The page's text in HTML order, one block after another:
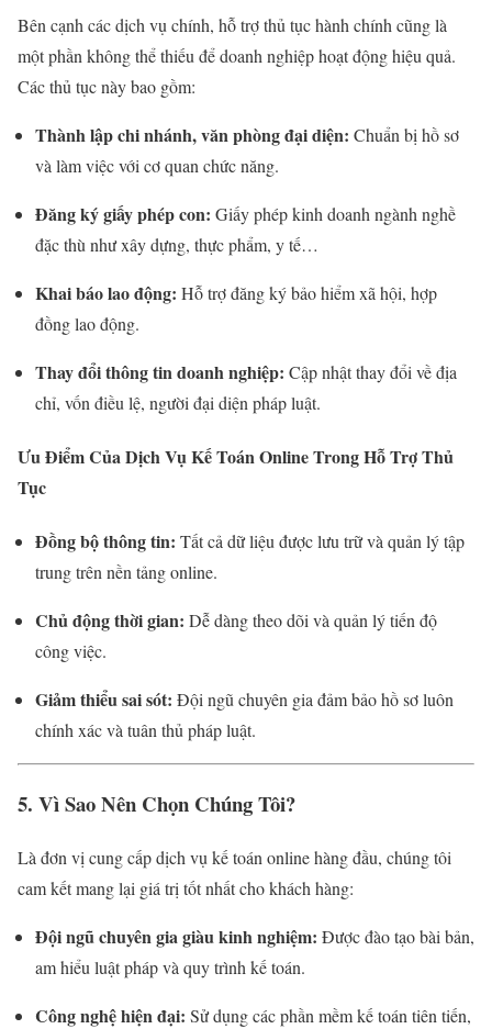
Bên cạnh các dịch vụ chính, hỗ trợ thủ tục hành chính cũng là
một phần không thể thiếu để doanh nghiệp hoạt động hiệu quả.
Các thủ tục này bao gồm:
Thành lập chi nhánh, văn phòng đại diện: Chuẩn bị hồ sơ
và làm việc với cơ quan chức năng.
Đăng ký giấy phép con: Giấy phép kinh doanh ngành nghề
đặc thù như xây dựng, thực phẩm, y tế…
Khai báo lao động: Hỗ trợ đăng ký bảo hiểm xã hội, hợp
đồng lao động.
Thay đổi thông tin doanh nghiệp: Cập nhật thay đổi về địa
chỉ, vốn điều lệ, người đại diện pháp luật.
Ưu Điểm Của Dịch Vụ Kế Toán Online Trong Hỗ Trợ Thủ
Tục
Đồng bộ thông tin: Tất cả dữ liệu được lưu trữ và quản lý tập
trung trên nền tảng online.
Chủ động thời gian: Dễ dàng theo dõi và quản lý tiến độ
công việc.
Giảm thiểu sai sót: Đội ngũ chuyên gia đảm bảo hồ sơ luôn
chính xác và tuân thủ pháp luật.
5. Vì Sao Nên Chọn Chúng Tôi?
Là đơn vị cung cấp dịch vụ kế toán online hàng đầu, chúng tôi
cam kết mang lại giá trị tốt nhất cho khách hàng:
Đội ngũ chuyên gia giàu kinh nghiệm: Được đào tạo bài bản,
am hiểu luật pháp và quy trình kế toán.
Công nghệ hiện đại: Sử dụng các phần mềm kế toán tiên tiến,